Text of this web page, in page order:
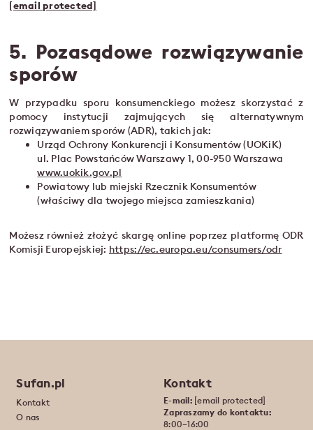
[email protected]
5. Pozasądowe rozwiązywanie
sporów
W przypadku sporu konsumenckiego możesz skorzystać z
pomocy instytucji zajmujących się alternatywnym
rozwiązywaniem sporów (ADR), takich jak:
Urząd Ochrony Konkurencji i Konsumentów (UOKiK)
ul. Plac Powstańców Warszawy 1, 00-950 Warszawa
www.uokik.gov.pl
Powiatowy lub miejski Rzecznik Konsumentów
(właściwy dla twojego miejsca zamieszkania)
Możesz również złożyć skargę online poprzez platformę ODR
Komisji Europejskiej: https://ec.europa.eu/consumers/odr
Sufan.pl
Kontakt
O nas
Kontakt
E-mail: [email protected]
Zapraszamy do kontaktu:
8:00–16:00